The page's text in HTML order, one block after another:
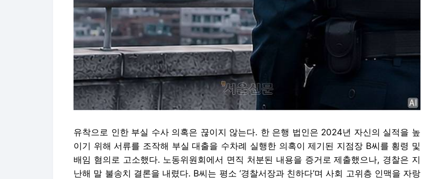
유착으로 인한 부실 수사 의혹은 끊이지 않는다. 한 은행 법인은 2024년 자신의 실적을 높
이기 위해 서류를 조작해 부실 대출을 수차례 실행한 의혹이 제기된 지점장 B씨를 횡령 및
배임 혐의로 고소했다. 노동위원회에서 면직 처분된 내용을 증거로 제출했으나, 경찰은 지
난해 말 불송치 결론을 내렸다. B씨는 평소 ‘경찰서장과 친하다’며 사회 고위층 인맥을 자랑